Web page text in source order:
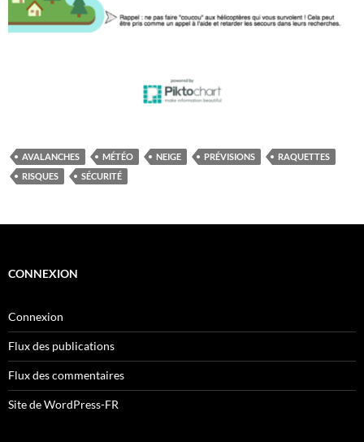
AVALANCHES MÉTÉO NEIGE PRÉVISIONS
RAQUETTES
RISQUES
SÉCURITÉ
CONNEXION
Connexion
Flux des publications
Flux des commentaires
Site de WordPress-FR